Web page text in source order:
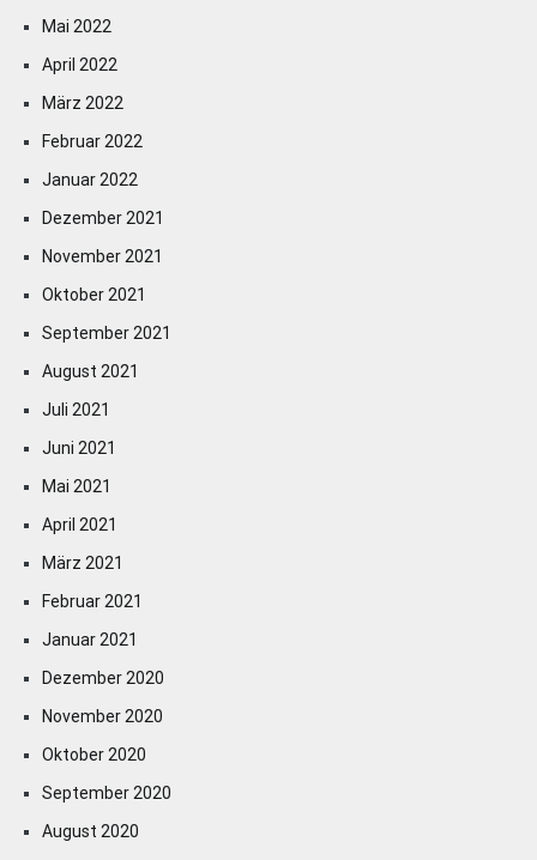
Mai 2022
April 2022
März 2022
Februar 2022
Januar 2022
Dezember 2021
November 2021
Oktober 2021
September 2021
August 2021
Juli 2021
Juni 2021
Mai 2021
April 2021
März 2021
Februar 2021
Januar 2021
Dezember 2020
November 2020
Oktober 2020
September 2020
August 2020